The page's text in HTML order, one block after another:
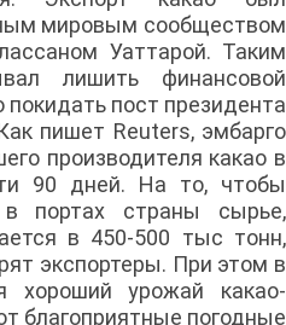
мировым сообществом
Уаттарой. Таким
лишить финансовой
пост президента
пишет Reuters, эмбарго
производителя какао в
90 дней. На то, чтобы
портах страны сырье,
в 450-500 тыс тонн,
экспортеры. При этом в
хороший урожай какао-
благоприятные погодные